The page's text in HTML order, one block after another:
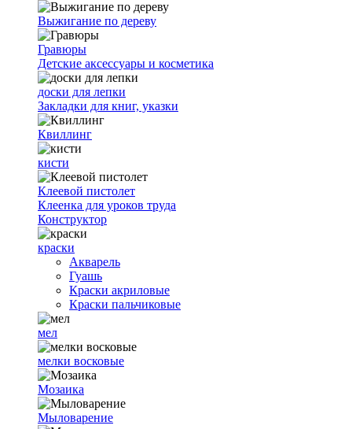
Выжигание по дереву
Гравюры
Детские аксессуары и косметика
доски для лепки
Закладки для книг, указки
Квиллинг
кисти
Клеевой пистолет
Клеенка для уроков труда
Конструктор
краски
Акварель
Гуашь
Краски акриловые
Краски пальчиковые
мел
мелки восковые
Мозаика
Мыловарение